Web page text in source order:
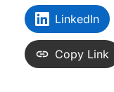
LinkedIn
Copy Link